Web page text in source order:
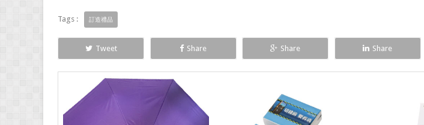
Tags : 訂造禮品
Tweet Share Share Share